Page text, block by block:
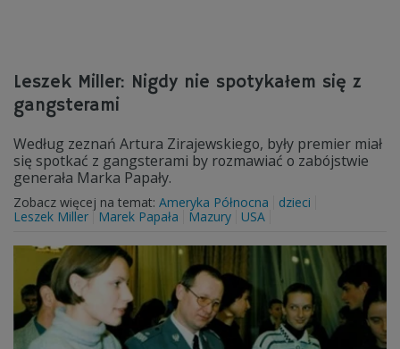
Leszek Miller: Nigdy nie spotykałem się z
gangsterami
Według zeznań Artura Zirajewskiego, były premier miał
się spotkać z gangsterami by rozmawiać o zabójstwie
generała Marka Papały.
Zobacz więcej na temat: Ameryka Północna
dzieci
Leszek Miller
Marek Papała Mazury USA